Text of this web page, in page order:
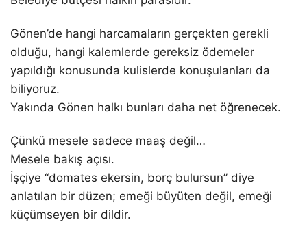
Gönen’de hangi harcamaların gerçekten gerekli
olduğu, hangi kalemlerde gereksiz ödemeler
yapıldığı konusunda kulislerde konuşulanları da
biliyoruz.
Yakında Gönen halkı bunları daha net öğrenecek.
Çünkü mesele sadece maaş değil…
Mesele bakış açısı.
İşçiye “domates ekersin, borç bulursun” diye
anlatılan bir düzen; emeği büyüten değil, emeği
küçümseyen bir dildir.